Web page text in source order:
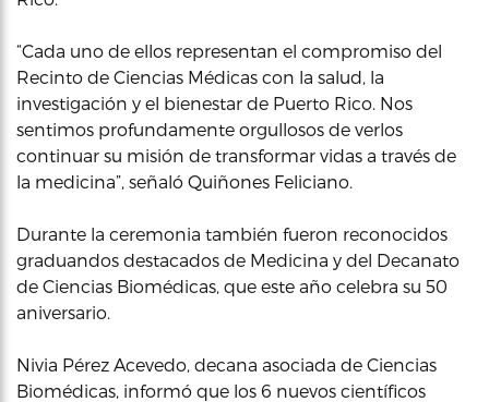
“Cada uno de ellos representan el compromiso del
Recinto de Ciencias Médicas con la salud, la
investigación y el bienestar de Puerto Rico. Nos
sentimos profundamente orgullosos de verlos
continuar su misión de transformar vidas a través de
la medicina”, señaló Quiñones Feliciano.
Durante la ceremonia también fueron reconocidos
graduandos destacados de Medicina y del Decanato
de Ciencias Biomédicas, que este año celebra su 50
aniversario.
Nivia Pérez Acevedo, decana asociada de Ciencias
Biomédicas, informó que los 6 nuevos científicos